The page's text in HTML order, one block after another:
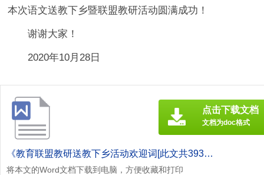
本次语文送教下乡暨联盟教研活动圆满成功！
谢谢大家！
2020年10月28日
《教育联盟教研送教下乡活动欢迎词[此文共393字].doc》
将本文的Word文档下载到电脑，方便收藏和打印
点击下载文档
文档为doc格式